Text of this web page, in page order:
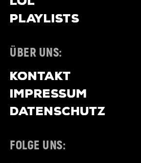
PLAYLISTS
ÜBER UNS:
KONTAKT
IMPRESSUM
DATENSCHUTZ
FOLGE UNS: